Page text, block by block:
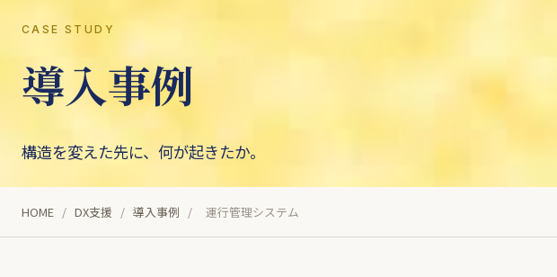
CASE STUDY
導入事例
構造を変えた先に、何が起きたか。
HOME / DX支援 / 導入事例 / 運行管理システム